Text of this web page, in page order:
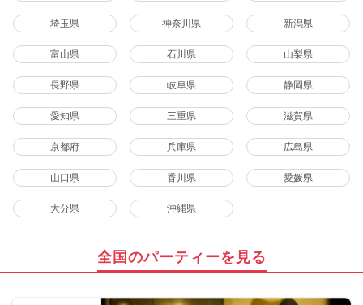
埼玉県 神奈川県 新潟県
富山県 石川県 山梨県
長野県 岐阜県 静岡県
愛知県 三重県 滋賀県
京都府 兵庫県 広島県
山口県 香川県 愛媛県
大分県 沖縄県
全国のパーティーを見る